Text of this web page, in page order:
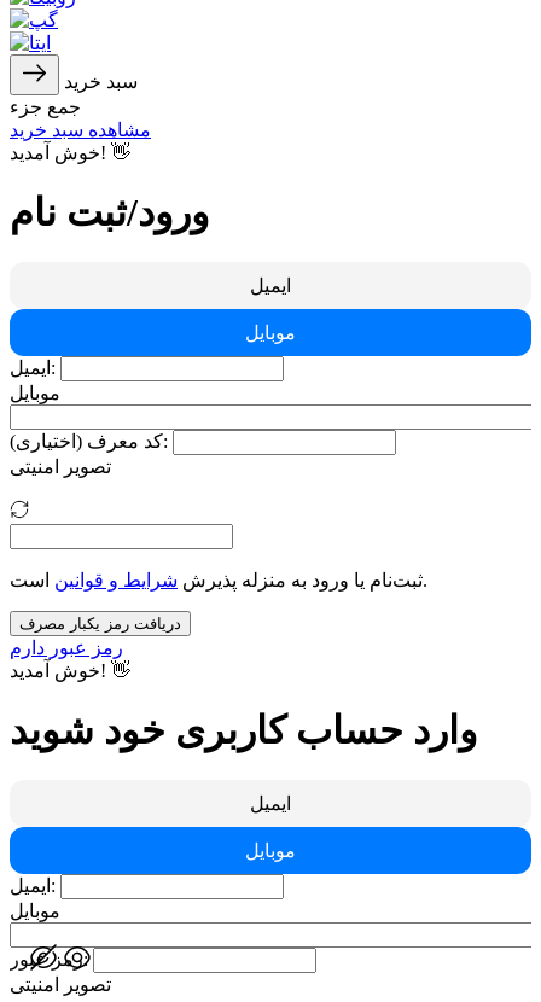
سبد خرید
جمع جزء
مشاهده سبد خرید
خوش آمدید! 👋
ورود/ثبت نام
ایمیل
موبایل
ایمیل:
موبایل
کد معرف (اختیاری):
تصویر امنیتی
ثبت‌نام یا ورود به منزله پذیرش شرایط و قوانین است.
دریافت رمز یکبار مصرف
رمز عبور دارم
خوش آمدید! 👋
وارد حساب کاربری خود شوید
ایمیل
موبایل
ایمیل:
موبایل
رمز عبور:
تصویر امنیتی